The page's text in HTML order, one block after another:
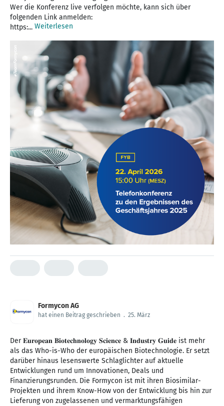
Wer die Konferenz live verfolgen möchte, kann sich über
folgenden Link anmelden:
https:... Weiterlesen
Formycon AG
hat einen Beitrag geschrieben . 25. März
Der 𝐄𝐮𝐫𝐨𝐩𝐞𝐚𝐧 𝐁𝐢𝐨𝐭𝐞𝐜𝐡𝐧𝐨𝐥𝐨𝐠𝐲 𝐒𝐜𝐢𝐞𝐧𝐜𝐞 & 𝐈𝐧𝐝𝐮𝐬𝐭𝐫𝐲 𝐆𝐮𝐢𝐝𝐞 ist mehr
als das Who-is-Who der europäischen Biotechnologie. Er setzt
darüber hinaus lesenswerte Schlaglichter auf aktuelle
Entwicklungen rund um Innovationen, Deals und
Finanzierungsrunden. Die Formycon ist mit ihren Biosimilar-
Projekten und ihrem Know-How von der Entwicklung bis hin zur
Lieferung von zugelassenen und vermarktungsfähigen